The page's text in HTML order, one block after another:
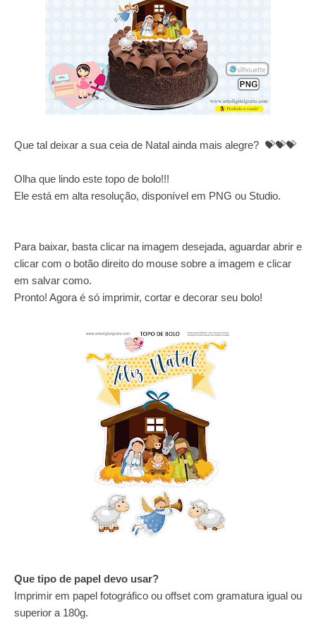
Que tal deixar a sua ceia de Natal ainda mais alegre? 💝💝💝
Olha que lindo este topo de bolo!!!
Ele está em alta resolução, disponível em PNG ou Studio.
Para baixar, basta clicar na imagem desejada, aguardar abrir e
clicar com o botão direito do mouse sobre a imagem e clicar
em salvar como.
Pronto! Agora é só imprimir, cortar e decorar seu bolo!
Que tipo de papel devo usar?
Imprimir em papel fotográfico ou offset com gramatura igual ou
superior a 180g.